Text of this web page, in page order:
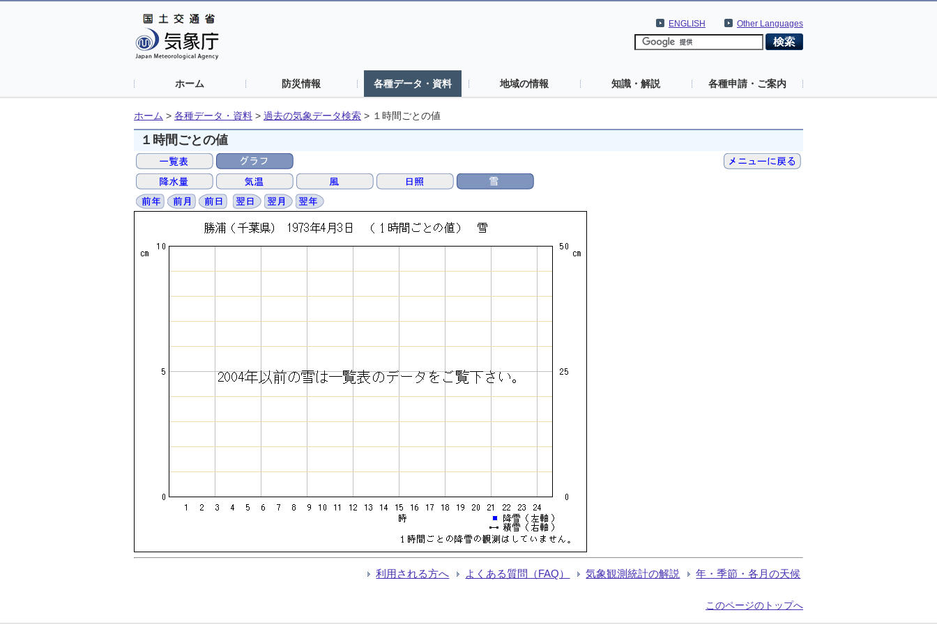
Other Languages
ENGLISH
ホーム 防災情報 各種データ・資料 地域の情報 知識・解説 各種申請・ご案内
ホーム > 各種データ・資料 > 過去の気象データ検索 > １時間ごとの値
１時間ごとの値
利用される方へ よくある質問（FAQ） 気象観測統計の解説 年・季節・各月の天候
このページのトップへ